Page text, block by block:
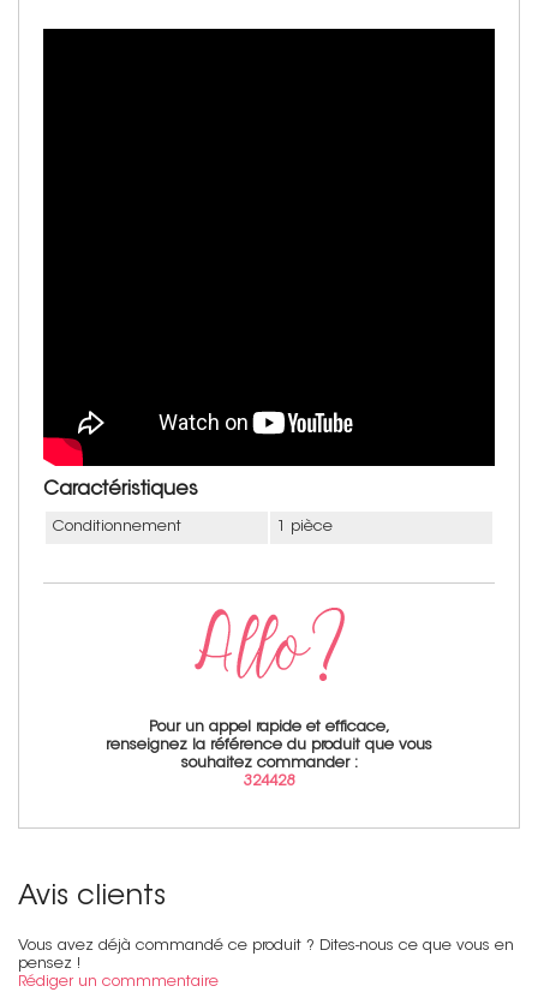
Caractéristiques
Conditionnement 1 pièce
Pour un appel rapide et efficace,
renseignez la référence du produit que vous
souhaitez commander :
324428
Avis clients
Vous avez déjà commandé ce produit ? Dites-nous ce que vous en
pensez !
Rédiger un commmentaire